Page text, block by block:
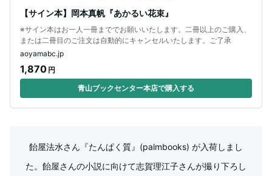
【サイン本】岡本真帆『あかるい花束』
※サイン本はお一人一冊まででお願いいたします。二冊以上のご購入、
または二冊目のご注文は自動的にキャンセルいたします。ご了承
aoyamabc.jp
1,870 円
青山ブックセンター本店で購入する
飴屋法水さん『たんぱく質』(palmbooks) が入荷しまし
た。飴屋さんの小説に向けて志賀理江子さんが撮り下ろし